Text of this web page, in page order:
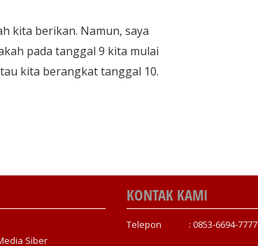
kita berikan. Namun, saya
pada tanggal 9 kita mulai
kita berangkat tanggal 10.
Siber
KONTAK KAMI
Telepon : 0853-6694-7777